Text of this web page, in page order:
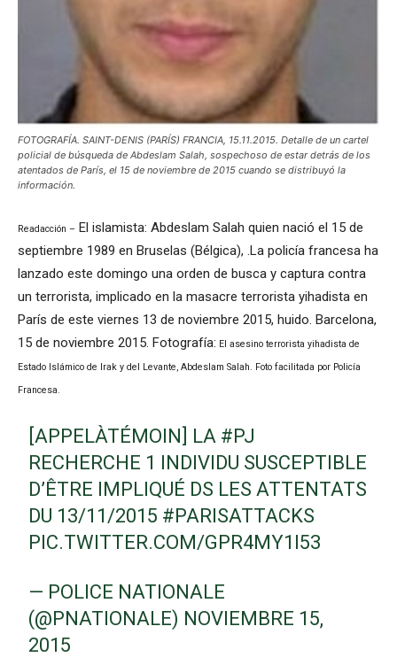
FOTOGRAFÍA. SAINT-DENIS (PARÍS) FRANCIA, 15.11.2015. Detalle de un cartel
policial de búsqueda de Abdeslam Salah, sospechoso de estar detrás de los
atentados de París, el 15 de noviembre de 2015 cuando se distribuyó la
información.
Readacción – El islamista: Abdeslam Salah quien nació el 15 de
septiembre 1989 en Bruselas (Bélgica), .La policía francesa ha
lanzado este domingo una orden de busca y captura contra
un terrorista, implicado en la masacre terrorista yihadista en
París de este viernes 13 de noviembre 2015, huido. Barcelona,
15 de noviembre 2015. Fotografía: El asesino terrorista yihadista de
Estado Islámico de Irak y del Levante, Abdeslam Salah. Foto facilitada por Policía
Francesa.
[APPELÀTÉMOIN] LA #PJ
RECHERCHE 1 INDIVIDU SUSCEPTIBLE
D’ÊTRE IMPLIQUÉ DS LES ATTENTATS
DU 13/11/2015 #PARISATTACKS
PIC.TWITTER.COM/GPR4MY1I53
— POLICE NATIONALE
(@PNATIONALE) NOVIEMBRE 15,
2015